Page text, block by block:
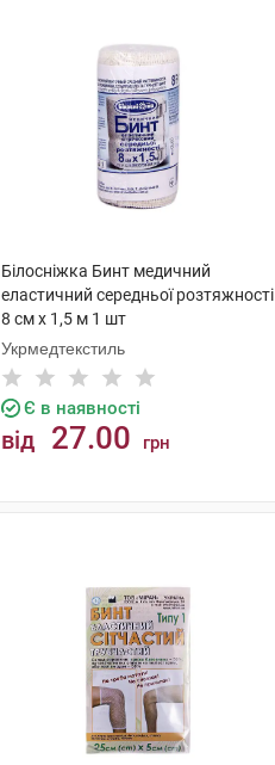
Білосніжка Бинт медичний
еластичний середньої розтяжності
8 см х 1,5 м 1 шт
Укрмедтекстиль
Є в наявності
від 27.00 грн